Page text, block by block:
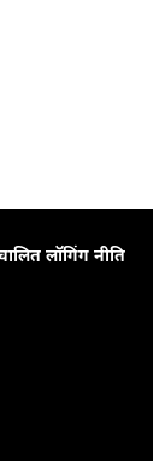
लॉगिंग नीति